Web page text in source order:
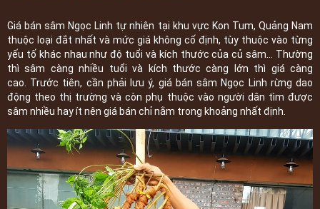
Giá bán sâm Ngọc Linh tự nhiên tại khu vực Kon Tum, Quảng Nam
thuộc loại đắt nhất và mức giá không cố định, tùy thuộc vào từng
yếu tố khác nhau như độ tuổi và kích thước của củ sâm… Thường
thì sâm càng nhiều tuổi và kích thước càng lớn thì giá càng
cao. Trước tiên, cần phải lưu ý, giá bán sâm Ngọc Linh rừng dao
động theo thị trường và còn phụ thuộc vào người dân tìm được
sâm nhiều hay ít nên giá bán chỉ nằm trong khoảng nhất định.